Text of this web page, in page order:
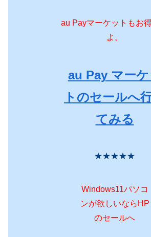
au Payマーケットもお
よ。
au Pay マーケ
トのセールへ
てみる
★★★★★
Windows11パソコ
ンが欲しいならHP
のセールへ